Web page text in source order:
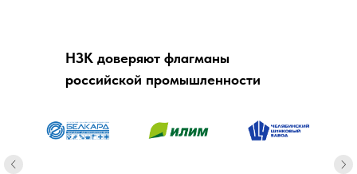
НЗК доверяют флагманы
российской промышленности